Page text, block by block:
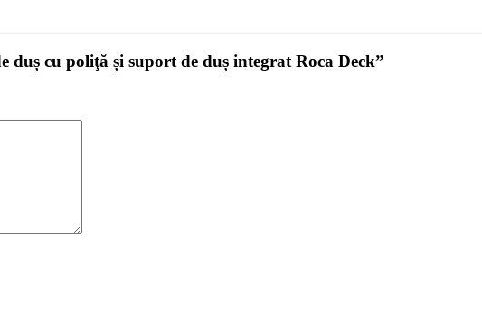
duș cu poliţă și suport de duș integrat Roca Deck”